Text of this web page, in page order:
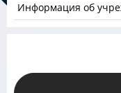
Информация об